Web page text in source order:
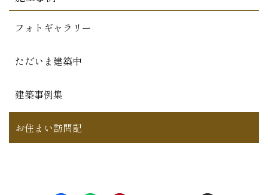
フォトギャラリー
ただいま建築中
建築事例集
お住まい訪問記